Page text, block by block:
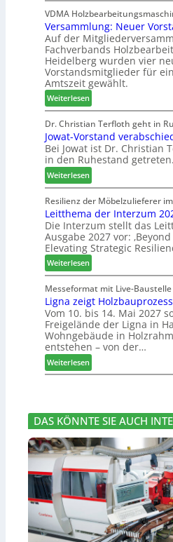
2
6
c
h
e
r
z
a
h
l
e
n
i
l
f
t
b
e
i
P
r
o
d
u
k
t
s
u
c
h
e
D
H
f
o
r
d
e
r
t
N
a
c
h
b
e
s
s
e
r
u
n
g
e
n
VDMA
Versammlung: Neuer
Auf der
Fachverbands
Heidelberg wurden vier
Vorstandsmitglieder für
Amtszeit gewählt.
Weiterlesen:
V
e
r
s
a
m
l
u
n
g
:
N
e
u
e
r
V
o
r
s
t
d
Dr. Christian Terfloth geht in
Jowat-Vorstand
Bei Jowat ist Dr. Christian
in den Ruhestand getreten.
Weiterlesen:
J
o
w
a
t
-
V
o
r
s
t
a
n
d
v
e
b
s
c
h
e
d
e
Resilienz der Möbelzulieferer
Leitthema der Interzum
Die Interzum stellt das
Ausgabe 2027 vor:
Elevating Strategic
Weiterlesen:
L
e
i
t
t
h
e
m
a
r
I
n
t
r
u
0
Messeformat mit Live-Baustelle
Ligna zeigt Holzbauprozess
Vom 10. bis 14. Mai 2027
Freigelände der Ligna in
Wohngebäude in
entstehen – von der…
Weiterlesen:
L
n
a
z
e
g
H
l
z
DAS KÖNNTE SIE AUCH